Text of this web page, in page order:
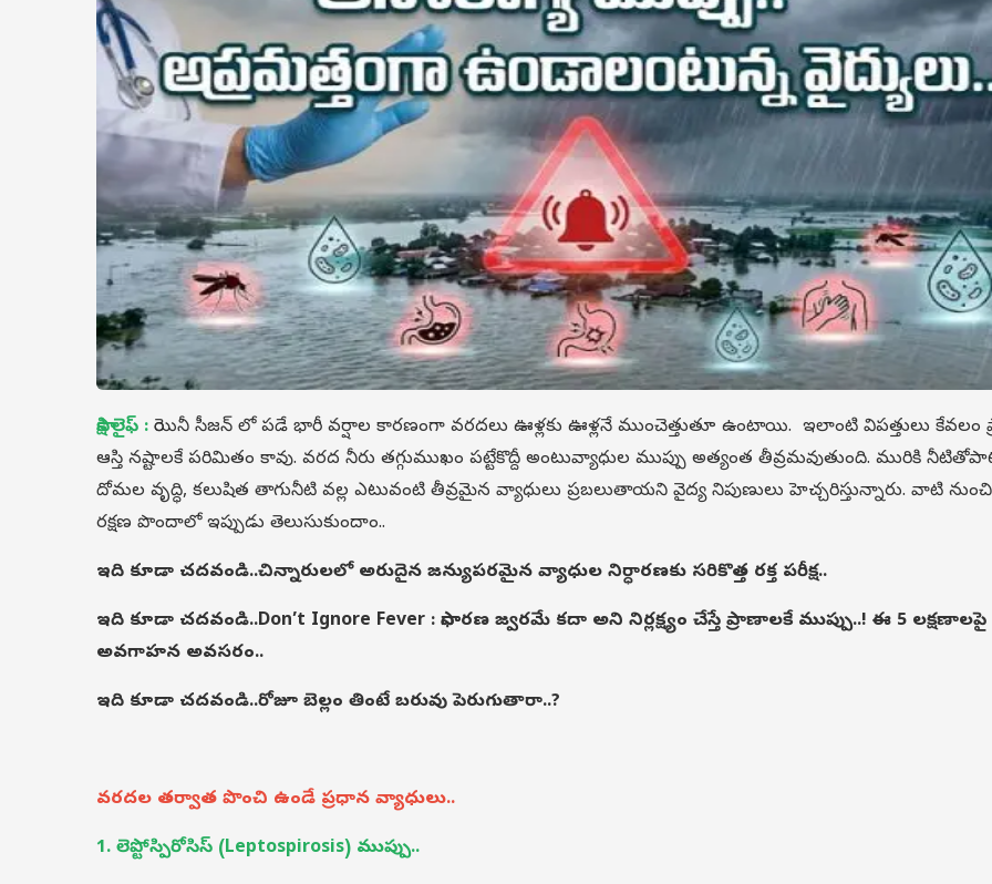
సాక్షి లైఫ్ : రెయినీ సీజన్ లో పడే భారీ వర్షాల కారణంగా వరదలు ఊళ్లకు ఊళ్లనే ముంచెత్తుతూ ఉంటాయి. ఇలాంటి విపత్తులు కేవలం
ఆస్తి నష్టాలకే పరిమితం కావు. వరద నీరు తగ్గుముఖం పట్టేకొద్దీ అంటువ్యాధుల ముప్పు అత్యంత తీవ్రమవుతుంది. మురికి
దోమల వృద్ధి, కలుషిత తాగునీటి వల్ల ఎటువంటి తీవ్రమైన వ్యాధులు ప్రబలుతాయని వైద్య నిపుణులు హెచ్చరిస్తున్నారు. వాటి
రక్షణ పొందాలో ఇప్పుడు తెలుసుకుందాం..
ఇది కూడా చదవండి..చిన్నారులలో అరుదైన జన్యుపరమైన వ్యాధుల నిర్ధారణకు సరికొత్త రక్త పరీక్ష..
ఇది కూడా చదవండి..Don’t Ignore Fever : సాధారణ జ్వరమే కదా అని నిర్లక్ష్యం చేస్తే ప్రాణాలకే ముప్పు..! ఈ 5 లక్షణాలపై
అవగాహన అవసరం..
ఇది కూడా చదవండి..రోజూ బెల్లం తింటే బరువు పెరుగుతారా..?
వరదల తర్వాత పొంచి ఉండే ప్రధాన వ్యాధులు..
1. లెప్టోస్పిరోసిస్ (Leptospirosis) ముప్పు..